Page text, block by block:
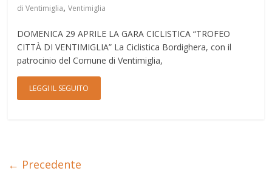
di Ventimiglia,Ventimiglia
DOMENICA 29 APRILE LA GARA CICLISTICA “TROFEO
CITTÀ DI VENTIMIGLIA” La Ciclistica Bordighera, con il
patrocinio del Comune di Ventimiglia,
LEGGI IL SEGUITO
← Precedente